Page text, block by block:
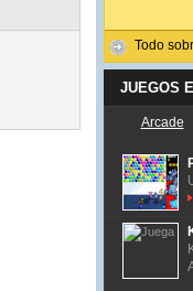
Todo
JUEGOS
Arcade